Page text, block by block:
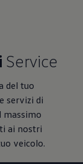
Service
del tuo
servizi di
massimo
ai nostri
veicolo.